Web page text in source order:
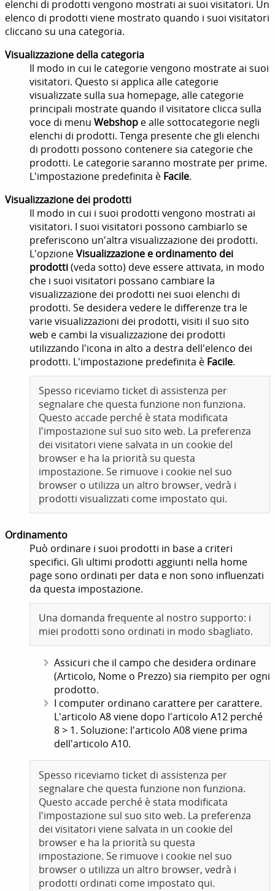
elenchi di prodotti vengono mostrati ai suoi visitatori. Un
elenco di prodotti viene mostrato quando i suoi visitatori
cliccano su una categoria.
Visualizzazione della categoria
Il modo in cui le categorie vengono mostrate ai suoi
visitatori. Questo si applica alle categorie
visualizzate sulla sua homepage, alle categorie
principali mostrate quando il visitatore clicca sulla
voce di menu Webshop e alle sottocategorie negli
elenchi di prodotti. Tenga presente che gli elenchi
di prodotti possono contenere sia categorie che
prodotti. Le categorie saranno mostrate per prime.
L'impostazione predefinita è Facile.
Visualizzazione dei prodotti
Il modo in cui i suoi prodotti vengono mostrati ai
visitatori. I suoi visitatori possono cambiarlo se
preferiscono un'altra visualizzazione dei prodotti.
L'opzioneVisualizzazione e ordinamento dei
prodotti(veda sotto) deve essere attivata, in modo
che i suoi visitatori possano cambiare la
visualizzazione dei prodotti nei suoi elenchi di
prodotti. Se desidera vedere le differenze tra le
varie visualizzazioni dei prodotti, visiti il suo sito
web e cambi la visualizzazione dei prodotti
utilizzando l'icona in alto a destra dell'elenco dei
prodotti. L'impostazione predefinita è Facile.
Spesso riceviamo ticket di assistenza per
segnalare che questa funzione non funziona.
Questo accade perché è stata modificata
l'impostazione sul suo sito web. La preferenza
dei visitatori viene salvata in un cookie del
browser e ha la priorità su questa
impostazione. Se rimuove i cookie nel suo
browser o utilizza un altro browser, vedrà i
prodotti visualizzati come impostato qui.
Ordinamento
Può ordinare i suoi prodotti in base a criteri
specifici. Gli ultimi prodotti aggiunti nella home
page sono ordinati per data e non sono influenzati
da questa impostazione.
Una domanda frequente al nostro supporto: i
miei prodotti sono ordinati in modo sbagliato.
Assicuri che il campo che desidera ordinare
(Articolo, Nome o Prezzo) sia riempito per ogni
prodotto.
I computer ordinano carattere per carattere.
L'articolo A8 viene dopo l'articolo A12 perché
8 > 1. Soluzione: l'articolo A08 viene prima
dell'articolo A10.
Spesso riceviamo ticket di assistenza per
segnalare che questa funzione non funziona.
Questo accade perché è stata modificata
l'impostazione sul suo sito web. La preferenza
dei visitatori viene salvata in un cookie del
browser e ha la priorità su questa
impostazione. Se rimuove i cookie nel suo
browser o utilizza un altro browser, vedrà i
prodotti ordinati come impostato qui.